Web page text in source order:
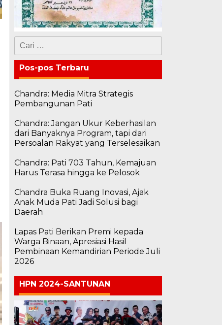
Cari
untuk:
Pos-pos Terbaru
Chandra: Media Mitra Strategis
Pembangunan Pati
Chandra: Jangan Ukur Keberhasilan
dari Banyaknya Program, tapi dari
Persoalan Rakyat yang Terselesaikan
Chandra: Pati 703 Tahun, Kemajuan
Harus Terasa hingga ke Pelosok
Chandra Buka Ruang Inovasi, Ajak
Anak Muda Pati Jadi Solusi bagi
Daerah
Lapas Pati Berikan Premi kepada
Warga Binaan, Apresiasi Hasil
Pembinaan Kemandirian Periode Juli
2026
HPN 2024-SANTUNAN